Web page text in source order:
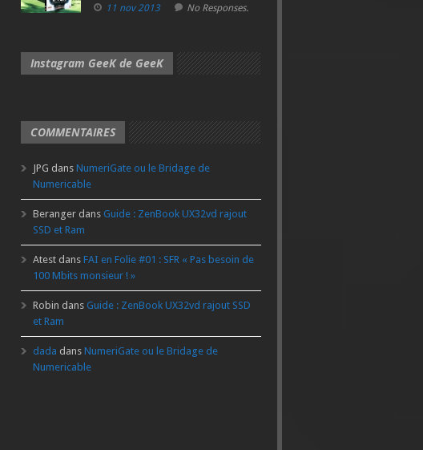
11 nov 2013 No Responses.
Instagram GeeK de GeeK
COMMENTAIRES
JPG dans NumeriGate ou le Bridage de
Numericable
Beranger dans Guide : ZenBook UX32vd rajout
SSD et Ram
Atest dans FAI en Folie #01 : SFR « Pas besoin de
100 Mbits monsieur ! »
Robin dans Guide : ZenBook UX32vd rajout SSD
et Ram
dada dans NumeriGate ou le Bridage de
Numericable